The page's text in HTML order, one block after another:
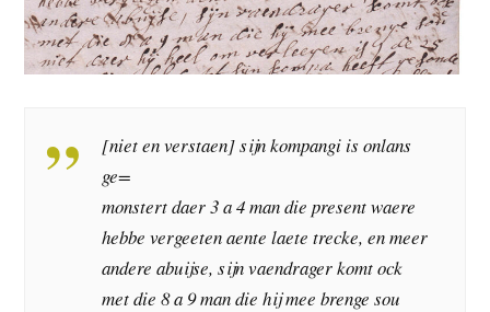
[niet en verstaen] sijn kompangi is onlans
ge=
monstert daer 3 a 4 man die present waere
hebbe vergeeten aente laete trecke, en meer
andere abuijse, sijn vaendrager komt ock
met die 8 a 9 man die hij mee brenge sou